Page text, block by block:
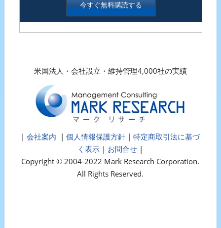
米国法人・会社設立・維持管理4,000社の実績
|会社案内 | 個人情報保護方針 | 特定商取引法に基づ
く表示 | お問合せ |
Copyright © 2004-2022 Mark Research Corporation.
All Rights Reserved.